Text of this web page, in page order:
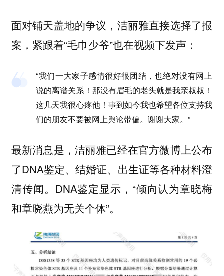
面对铺天盖地的争议，洁丽雅直接选择了报
案，紧跟着“毛巾少爷”也在视频下发声：
“我们一大家子感情很好很团结，也绝对没有网上
说的离谱关系！那没有眉毛的老头就是我亲叔叔！
这几天我很心疼他！事到如今我也希望各位支持我
们的朋友不要被网上舆论带偏。谢谢大家。”
最新消息是，洁丽雅已经在官方微博上公布
了DNA鉴定、结婚证、出生证等各种材料澄
清传闻。DNA鉴定显示，“倾向认为章晓梅
和章晓燕为无关个体”。